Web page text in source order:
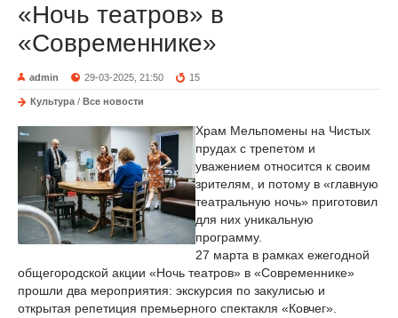
«Ночь театров» в
«Современнике»
admin 29-03-2025, 21:50 15
Культура / Все новости
Храм Мельпомены на Чистых
прудах с трепетом и
уважением относится к своим
зрителям, и потому в «главную
театральную ночь» приготовил
для них уникальную
программу.
27 марта в рамках ежегодной
общегородской акции «Ночь театров» в «Современнике»
прошли два мероприятия: экскурсия по закулисью и
открытая репетиция премьерного спектакля «Ковчег».